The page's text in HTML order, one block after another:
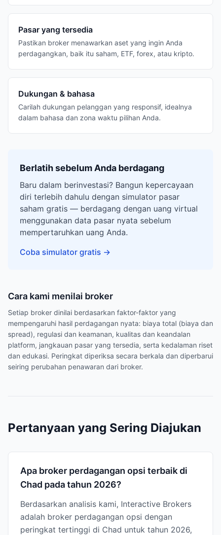
Pasar yang tersedia
Pastikan broker menawarkan aset yang ingin Anda
perdagangkan, baik itu saham, ETF, forex, atau kripto.
Dukungan & bahasa
Carilah dukungan pelanggan yang responsif, idealnya
dalam bahasa dan zona waktu pilihan Anda.
Berlatih sebelum Anda berdagang
Baru dalam berinvestasi? Bangun kepercayaan
diri terlebih dahulu dengan simulator pasar
saham gratis — berdagang dengan uang virtual
menggunakan data pasar nyata sebelum
mempertaruhkan uang Anda.
Coba simulator gratis →
Cara kami menilai broker
Setiap broker dinilai berdasarkan faktor-faktor yang
mempengaruhi hasil perdagangan nyata: biaya total (biaya dan
spread), regulasi dan keamanan, kualitas dan keandalan
platform, jangkauan pasar yang tersedia, serta kedalaman riset
dan edukasi. Peringkat diperiksa secara berkala dan diperbarui
seiring perubahan penawaran dari broker.
Pertanyaan yang Sering Diajukan
Apa broker perdagangan opsi terbaik di
Chad pada tahun 2026?
Berdasarkan analisis kami, Interactive Brokers
adalah broker perdagangan opsi dengan
peringkat tertinggi di Chad untuk tahun 2026,